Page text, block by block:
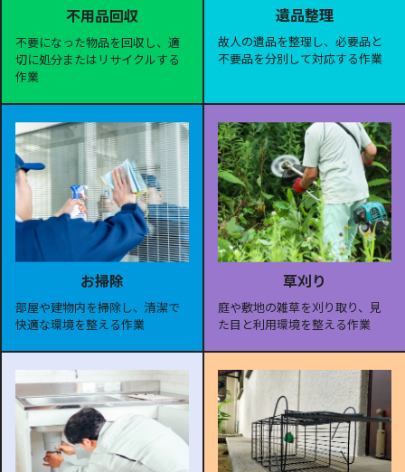
不用品回収
不要になった物品を回収し、適
切に処分またはリサイクルする
作業
遺品整理
故人の遺品を整理し、必要品と
不要品を分別して対応する作業
お掃除
部屋や建物内を掃除し、清潔で
快適な環境を整える作業
草刈り
庭や敷地の雑草を刈り取り、見
た目と利用環境を整える作業